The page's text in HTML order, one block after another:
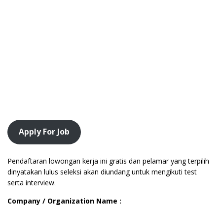
Apply For Job
Pendaftaran lowongan kerja ini gratis dan pelamar yang terpilih
dinyatakan lulus seleksi akan diundang untuk mengikuti test
serta interview.
Company / Organization Name :